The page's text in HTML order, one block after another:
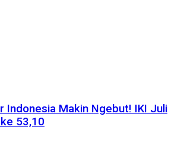
Indonesia Makin Ngebut! IKI Juli
53,10